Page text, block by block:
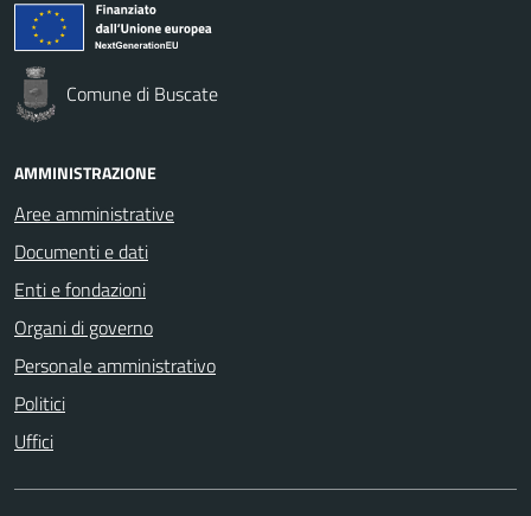
Comune di Buscate
AMMINISTRAZIONE
Aree amministrative
Documenti e dati
Enti e fondazioni
Organi di governo
Personale amministrativo
Politici
Uffici